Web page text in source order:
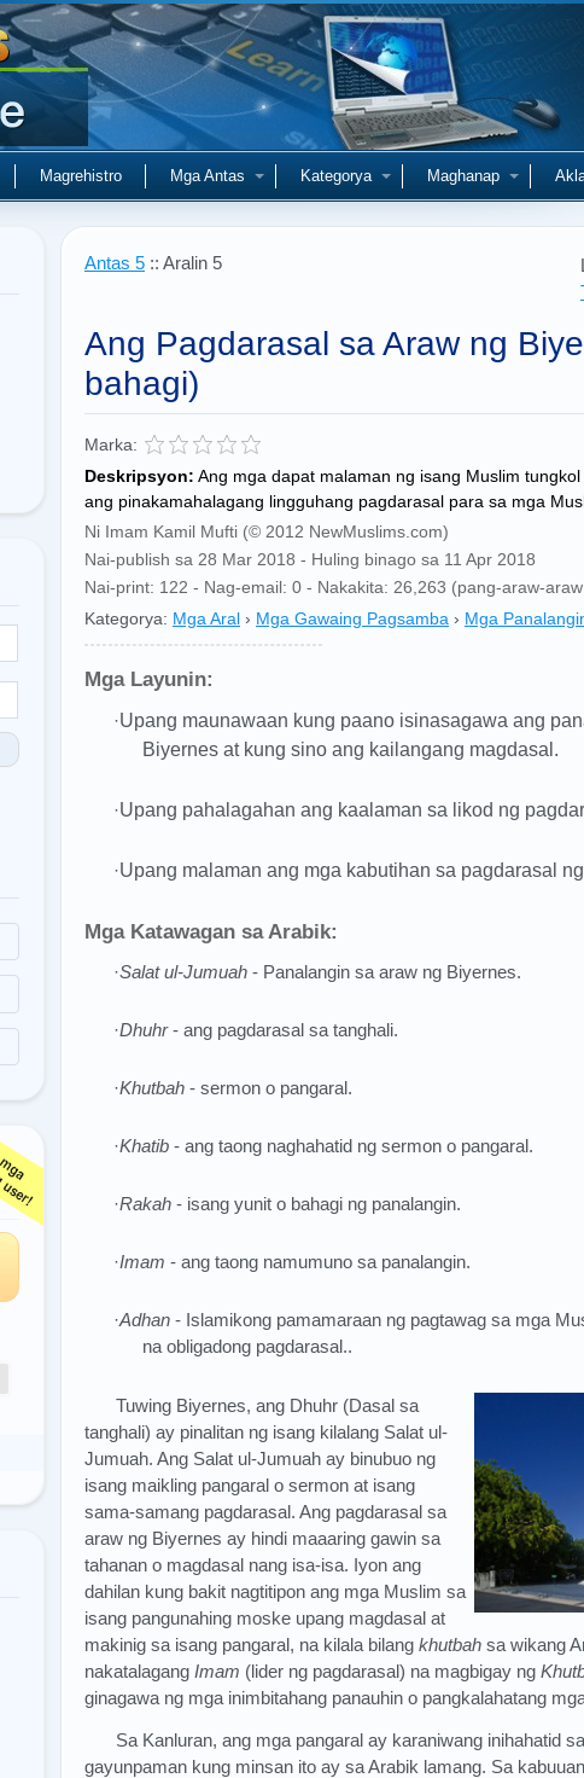
Magrehistro Mga Antas Kategorya Maghanap
Antas 5 :: Aralin 5
Ang Pagdarasal sa Araw ng
bahagi)
Marka:
Deskripsyon: Ang mga dapat malaman ng isang Muslim
ang pinakamahalagang lingguhang pagdarasal para sa mga
Ni Imam Kamil Mufti (© 2012 NewMuslims.com)
Nai-publish sa 28 Mar 2018 - Huling binago sa 11 Apr 2018
Nai-print: 122 - Nag-email: 0 - Nakakita: 26,263 (pang-araw-
Kategorya: Mga Aral › Mga Gawaing Pagsamba › Mga
Mga Layunin:
·Upang maunawaan kung paano isinasagawa ang
Biyernes at kung sino ang kailangang magdasal.
·Upang pahalagahan ang kaalaman sa likod ng
·Upang malaman ang mga kabutihan sa pagdarasal
Mga Katawagan sa Arabik:
·Salat ul-Jumuah - Panalangin sa araw ng Biyernes.
·Dhuhr- ang pagdarasal sa tanghali.
·Khutbah - sermon o pangaral.
·Khatib - ang taong naghahatid ng sermon o pangaral.
·Rakah - isang yunit o bahagi ng panalangin.
·Imam - ang taong namumuno sa panalangin.
·Adhan - Islamikong pamamaraan ng pagtawag sa mga
na obligadong pagdarasal..
Tuwing Biyernes, ang Dhuhr (Dasal sa
tanghali) ay pinalitan ng isang kilalang Salat ul-
Jumuah. Ang Salat ul-Jumuah ay binubuo ng
isang maikling pangaral o sermon at isang
sama-samang pagdarasal. Ang pagdarasal sa
araw ng Biyernes ay hindi maaaring gawin sa
tahanan o magdasal nang isa-isa. Iyon ang
dahilan kung bakit nagtitipon ang mga Muslim sa
isang pangunahing moske upang magdasal at
makinig sa isang pangaral, na kilala bilang khutbah sa wikang
nakatalagang Imam (lider ng pagdarasal) na magbigay ng
ginagawa ng mga inimbitahang panauhin o pangkalahatang
Sa Kanluran, ang mga pangaral ay karaniwang inihahatid
gayunpaman kung minsan ito ay sa Arabik lamang. Sa